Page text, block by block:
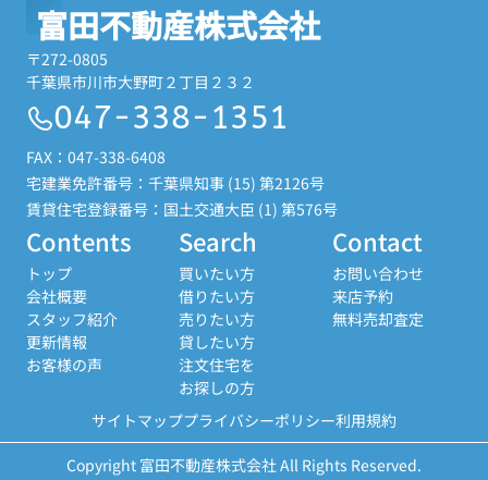
富田不動産株式会社
〒272-0805
千葉県市川市大野町２丁目２３２
047-338-1351
FAX：047-338-6408
宅建業免許番号：千葉県知事 (15) 第2126号
賃貸住宅登録番号：国土交通大臣 (1) 第576号
Contents
トップ
会社概要
スタッフ紹介
更新情報
お客様の声
Search
買いたい方
借りたい方
売りたい方
貸したい方
注文住宅を
お探しの方
Contact
お問い合わせ
来店予約
無料売却査定
サイトマッププライバシーポリシー利用規約
Copyright 富田不動産株式会社 All Rights Reserved.